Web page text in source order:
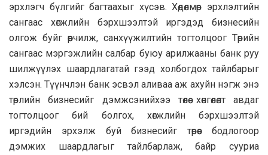
эрхлэгч бүлгийг багтаахыг хүсэв. Хөдөлмөр эрхлэлтийн
сангаас хөгжлийн бэрхшээлтэй иргэдэд бизнесийн
олгож буйг өөрчилж, санхүүжилтийн тогтолцоог Төрийн
сангаас мэргэжлийн салбар буюу арилжааны банк руу
шилжүүлэх шаардлагатай гээд холбогдох тайлбарыг
хэлсэн. Түүнчлэн банк эсвэл аливаа аж ахуйн нэгж энэ
төрлийн бизнесийг дэмжсэнийхээ төлөө хөнгөлөлт авдаг
тогтолцоог бий болгох, хөгжлийн бэрхшээлтэй
иргэдийн эрхэлж буй бизнесийг төрөөс бодлогоор
дэмжих шаардлагыг тайлбарлаж, байр сууриа